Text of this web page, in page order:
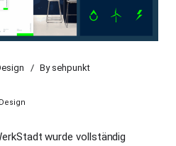
By sehpunkt
wurde vollständig